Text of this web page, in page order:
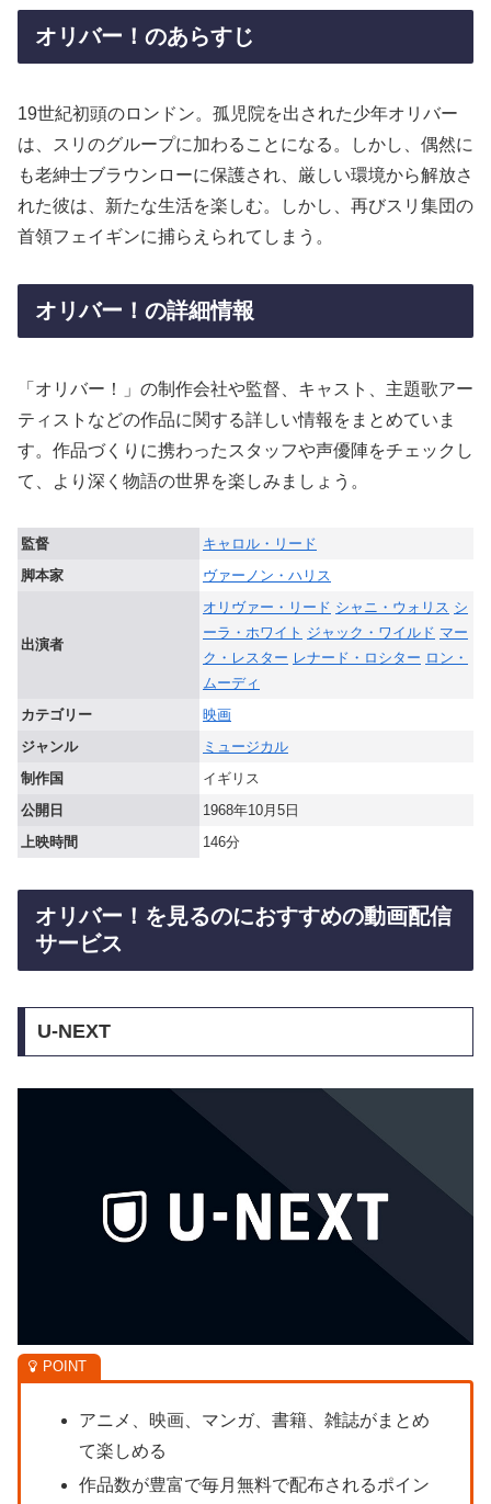
オリバー！のあらすじ
19世紀初頭のロンドン。孤児院を出された少年オリバー
は、スリのグループに加わることになる。しかし、偶然に
も老紳士ブラウンローに保護され、厳しい環境から解放さ
れた彼は、新たな生活を楽しむ。しかし、再びスリ集団の
首領フェイギンに捕らえられてしまう。
オリバー！の詳細情報
「オリバー！」の制作会社や監督、キャスト、主題歌アー
ティストなどの作品に関する詳しい情報をまとめていま
す。作品づくりに携わったスタッフや声優陣をチェックし
て、より深く物語の世界を楽しみましょう。
監督
キャロル・リード
脚本家
ヴァーノン・ハリス
出演者
オリヴァー・リード シャニ・ウォリス シ
ーラ・ホワイト ジャック・ワイルド マー
ク・レスター レナード・ロシター ロン・
ムーディ
カテゴリー
映画
ジャンル
ミュージカル
制作国
イギリス
公開日
1968年10月5日
上映時間
146分
オリバー！を見るのにおすすめの動画配信
サービス
U-NEXT
アニメ、映画、マンガ、書籍、雑誌がまとめ
て楽しめる
作品数が豊富で毎月無料で配布されるポイン